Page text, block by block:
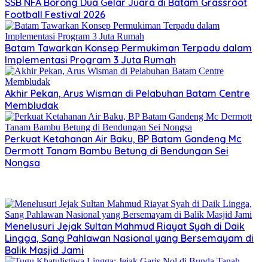
Football Festival 2026
Batam Tawarkan Konsep Permukiman Terpadu dalam
Implementasi Program 3 Juta Rumah
Akhir Pekan, Arus Wisman di Pelabuhan Batam Centre
Membludak
Perkuat Ketahanan Air Baku, BP Batam Gandeng Mc
Dermott Tanam Bambu Betung di Bendungan Sei
Nongsa
Menelusuri Jejak Sultan Mahmud Riayat Syah di Daik
Lingga, Sang Pahlawan Nasional yang Bersemayam di
Balik Masjid Jami